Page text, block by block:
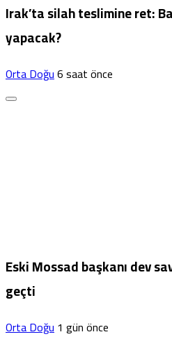
Irak’ta silah teslimine ret:
yapacak?
Orta Doğu6 saat önce
Eski Mossad başkanı dev
geçti
Orta Doğu1 gün önce